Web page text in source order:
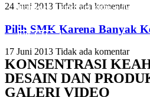
luctus nec ullamcorper mattis, pulvinar
Click Here
luctus nec ullamcorper mattis, pulvinar
Click Here
luctus nec ullamcorper mattis, pulvinar
Click Here
24 Juni 2013 Tidak ada komentar
Pilih SMK Karena Banyak
17 Juni 2013 Tidak ada komentar
KONSENTRASI
DESAIN DAN
GALERI VIDEO